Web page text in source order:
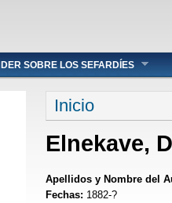
SOBRE LOS SEFARDÍES
Se encuentra
Inicio
Elnekave,
Apellidos y Nombre del
Fechas: 1882-?